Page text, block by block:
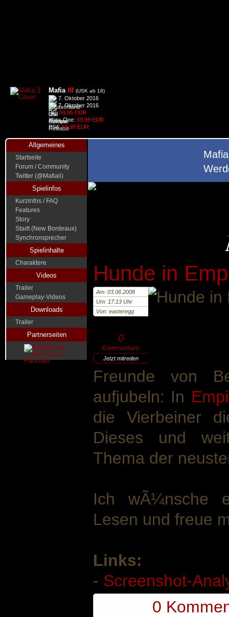
Mafia (USK ab 18)
7. Oktober 2016
7. Oktober 2016
PC: 59,95 EUR
Xbox One: 69,99 EUR
PS4:69,99 EUR
Allgemeines
Startseite
Forum / Community
Twitter (@Mafiaii)
Spielinfos
Kurzinfos / FAQ
Features
Story
Stadt (New Bordeaux)
Synchronsprecher
Spielinhalte
Charaktere
Videos
Trailer
Gameplay-Videos
Downloads
Trailer
Partnerseiten
Hunde in
Am: 03.06.2008
Um: 17:13 Uhr
Von: easteregg
0
Kommentare
Jetzt mitreden
Freunde von
aufjubeln: In
die Vierbeiner
Dieses und
Thema der
Ich wÃ¼nsche
Lesen und freue
Links:
- Screenshot-
0